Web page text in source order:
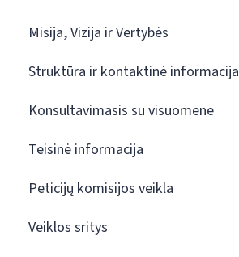
Misija, Vizija ir Vertybės
Struktūra ir kontaktinė informacija
Konsultavimasis su visuomene
Teisinė informacija
Peticijų komisijos veikla
Veiklos sritys